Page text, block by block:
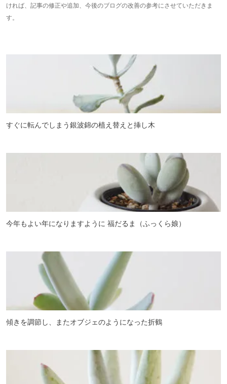
ければ、記事の修正や追加、今後のブログの改善の参考にさせていただきま
す。
すぐに転んでしまう銀波錦の植え替えと挿し木
今年もよい年になりますように 福だるま（ふっくら娘）
傾きを調節し、またオブジェのようになった折鶴